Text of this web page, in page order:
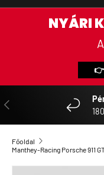
NYÁRI
👉
ELŐZŐ
Főoldal
Manthey-Racing Porsche 911